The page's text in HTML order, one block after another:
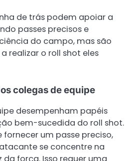
de trás podem apoiar a
passes precisos e
do campo, mas são
realizar o roll shot eles
colegas de equipe
desempenham papéis
bem-sucedida do roll shot.
fornecer um passe preciso,
se concentre na